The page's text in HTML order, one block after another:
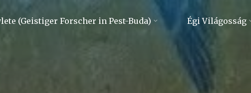
(Geistiger Forscher in Pest-Buda) Égi Világosság